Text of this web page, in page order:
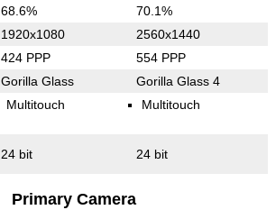
68.6% 70.1%
1920x1080 2560x1440
424 PPP 554 PPP
Gorilla Glass Gorilla Glass 4
Multitouch Multitouch
24 bit 24 bit
Primary Camera